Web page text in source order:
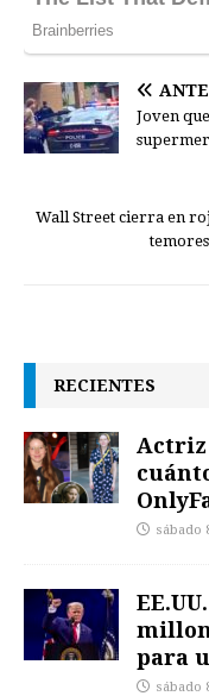
Joven
Wall Street cierra en
RECIENTES
Actriz
sábado
para
sábado